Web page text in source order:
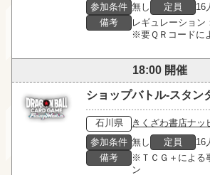
参加条件 無し 定員
16
備考
レギュレーション
※要ＱＲコードに
18:00 開催
ショップバトル-スタン
石川県
きくざわ書店ナッ
参加条件 無し 定員
16
備考
※ＴＣＧ＋による
ン